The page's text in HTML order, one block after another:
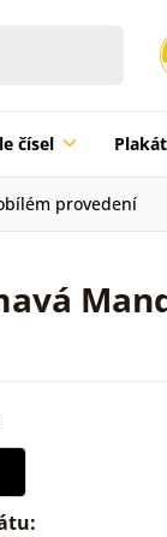
čísel
provedení